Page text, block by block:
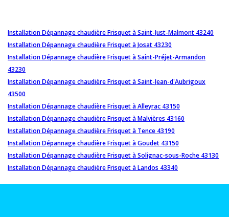
Installation Dépannage chaudière Frisquet à Saint-Just-Malmont 43240
Installation Dépannage chaudière Frisquet à Josat 43230
Installation Dépannage chaudière Frisquet à Saint-Préjet-Armandon
43230
Installation Dépannage chaudière Frisquet à Saint-Jean-d'Aubrigoux
43500
Installation Dépannage chaudière Frisquet à Alleyrac 43150
Installation Dépannage chaudière Frisquet à Malvières 43160
Installation Dépannage chaudière Frisquet à Tence 43190
Installation Dépannage chaudière Frisquet à Goudet 43150
Installation Dépannage chaudière Frisquet à Solignac-sous-Roche 43130
Installation Dépannage chaudière Frisquet à Landos 43340